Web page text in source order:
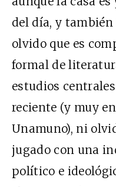
del día, y
olvido que es
formal de
estudios
reciente (y muy
Unamuno), ni
jugado con una
político e